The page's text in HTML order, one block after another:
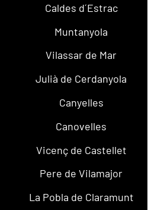
Caldes d´Estrac
Muntanyola
Vilassar de Mar
Julià de Cerdanyola
Canyelles
Canovelles
Vicenç de Castellet
Pere de Vilamajor
La Pobla de Claramunt